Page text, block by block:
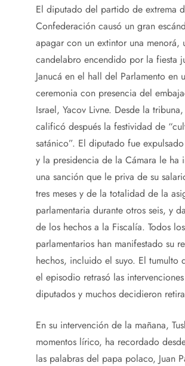
El diputado del partido de extrema
Confederación causó un gran
apagar con un extintor una menorá,
candelabro encendido por la fiesta
Janucá en el hall del Parlamento en
ceremonia con presencia del
Israel, Yacov Livne. Desde la
calificó después la festividad de
satánico”. El diputado fue
y la presidencia de la Cámara le ha
una sanción que le priva de su
tres meses y de la totalidad de la
parlamentaria durante otros seis, y
de los hechos a la Fiscalía. Todos
parlamentarios han manifestado su
hechos, incluido el suyo. El tumulto
el episodio retrasó las
diputados y muchos decidieron
En su intervención de la mañana,
momentos lírico, ha recordado
las palabras del papa polaco, Juan